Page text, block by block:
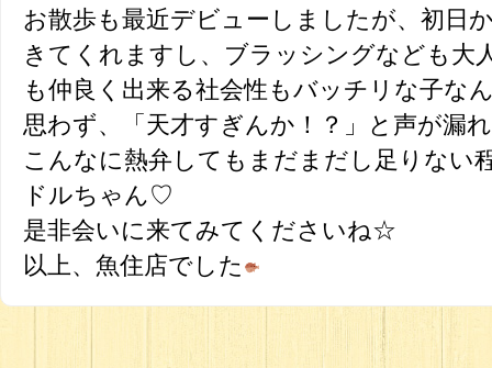
お散歩も最近デビューしましたが、初日
きてくれますし、ブラッシングなども大
も仲良く出来る社会性もバッチリな子な
思わず、「天才すぎんか！？」と声が漏
こんなに熱弁してもまだまだし足りない
ドルちゃん♡
是非会いに来てみてくださいね☆
以上、魚住店でした